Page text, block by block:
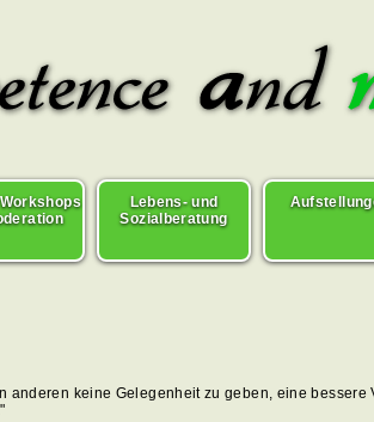
Lebens- und
Sozialberatung
anderen keine Gelegenheit zu geben, eine bessere